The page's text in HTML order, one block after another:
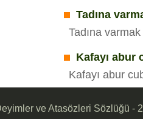
Tadına
Tadına varmak
Kafayı abur
Kafayı abur
ve Atasözleri Sözlüğü -